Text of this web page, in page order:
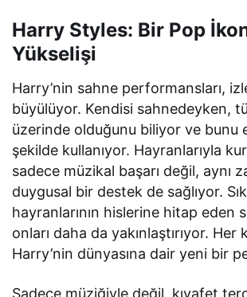
Harry Styles: Bir Pop
Yükselişi
Harry’nin sahne performansları,
büyülüyor. Kendisi sahnedeyken,
üzerinde olduğunu biliyor ve bunu
şekilde kullanıyor. Hayranlarıyla
sadece müzikal başarı değil, aynı
duygusal bir destek de sağlıyor. Sık
hayranlarının hislerine hitap eden
onları daha da yakınlaştırıyor. Her
Harry’nin dünyasına dair yeni bir
Sadece müziğiyle değil, kıyafet